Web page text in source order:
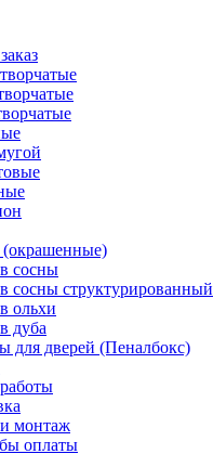
сосны
сосны структурированный
ольхи
дуба
для дверей (Пеналбокс)
монтаж
оплаты